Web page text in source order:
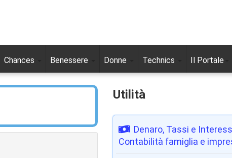
Chances Benessere Donne Technics Il Portale
Utilità
Denaro, Tassi e
Contabilità famiglia e